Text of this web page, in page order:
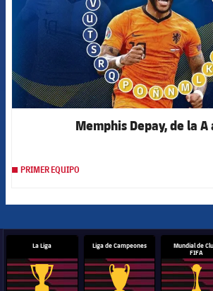
Memphis Depay, de la A
PRIMER EQUIPO
La Liga Liga de Campeones
Mundial de
FIFA